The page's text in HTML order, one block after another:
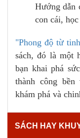
Hướng dẫn
con cái,
"Phong độ từ
sách, đó là một
bạn khai phá
thành công
khám phá và
SÁCH HAY